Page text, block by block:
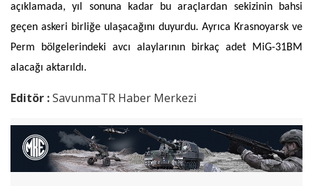
açıklamada, yıl sonuna kadar bu araçlardan sekizinin bahsi
geçen askeri birliğe ulaşacağını duyurdu. Ayrıca Krasnoyarsk ve
Perm bölgelerindeki avcı alaylarının birkaç adet MiG-31BM
alacağı aktarıldı.
Editör :SavunmaTR Haber Merkezi